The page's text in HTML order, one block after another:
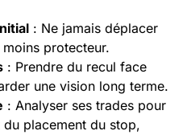
: Ne jamais déplacer
protecteur.
: Prendre du recul face
une vision long terme.
: Analyser ses trades pour
placement du stop,